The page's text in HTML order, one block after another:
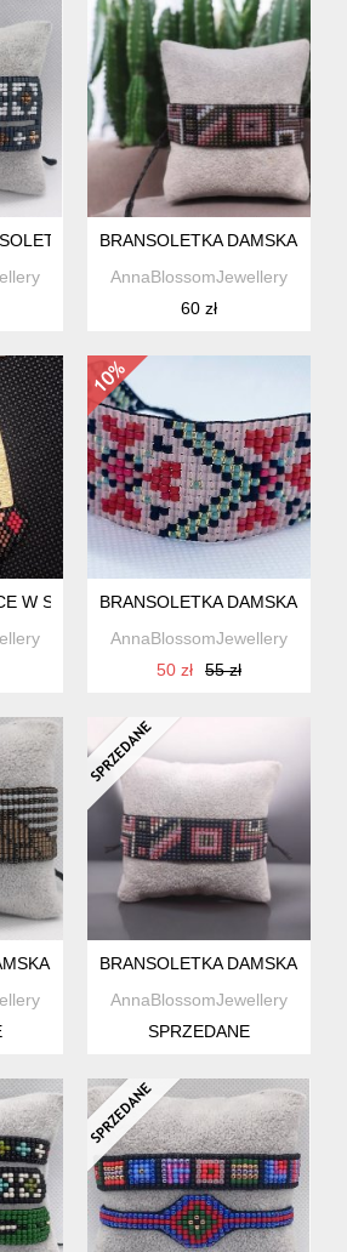
DAMSKA Z KORALIKÓW W
BRANSOLETKA DAMSKA Z
AnnaBlossomJewellery
60 zł
W STYLU BOHOBRANSOLETKA DAMSKA Z
AnnaBlossomJewellery
50 zł
55 zł
Z KORALIKÓW W STYLU BOHO
BRANSOLETKA DAMSKA Z
AnnaBlossomJewellery
SPRZEDANE